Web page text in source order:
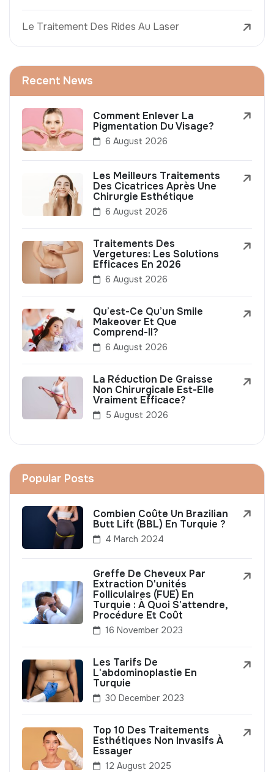
Le Traitement Des Rides Au Laser
Recent News
Comment Enlever La
Pigmentation Du Visage?
6 August 2026
Les Meilleurs Traitements
Des Cicatrices Après Une
Chirurgie Esthétique
6 August 2026
Traitements Des
Vergetures: Les Solutions
Efficaces En 2026
6 August 2026
Qu’est-Ce Qu’un Smile
Makeover Et Que
Comprend-Il?
6 August 2026
La Réduction De Graisse
Non Chirurgicale Est-Elle
Vraiment Efficace?
5 August 2026
Popular Posts
Combien Coûte Un Brazilian
Butt Lift (BBL) En Turquie ?
4 March 2024
Greffe De Cheveux Par
Extraction D'unités
Folliculaires (FUE) En
Turquie : À Quoi S'attendre,
Procédure Et Coût
16 November 2023
Les Tarifs De
L'abdominoplastie En
Turquie
30 December 2023
Top 10 Des Traitements
Esthétiques Non Invasifs À
Essayer
12 August 2025